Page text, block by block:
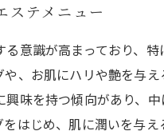
ステメニュー
る意識が高まっており、
や、お肌にハリや艶を与
味を持つ傾向があり、
はじめ、肌に潤いを与